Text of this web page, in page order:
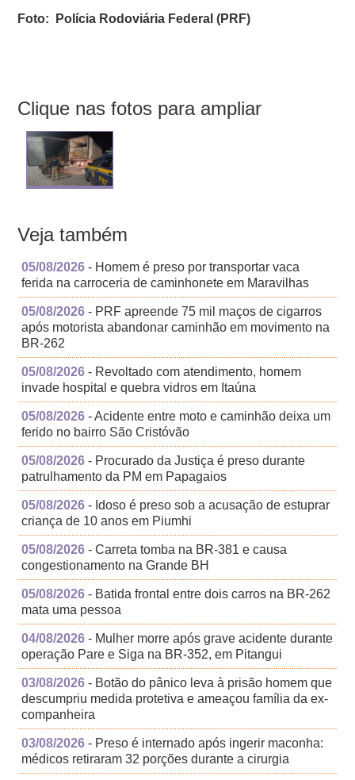
Foto: Polícia Rodoviária Federal (PRF)
Clique nas fotos para ampliar
Veja também
05/08/2026 - Homem é preso por transportar vaca
ferida na carroceria de caminhonete em Maravilhas
05/08/2026 - PRF apreende 75 mil maços de cigarros
após motorista abandonar caminhão em movimento na
BR-262
05/08/2026 - Revoltado com atendimento, homem
invade hospital e quebra vidros em Itaúna
05/08/2026 - Acidente entre moto e caminhão deixa um
ferido no bairro São Cristóvão
05/08/2026 - Procurado da Justiça é preso durante
patrulhamento da PM em Papagaios
05/08/2026 - Idoso é preso sob a acusação de estuprar
criança de 10 anos em Piumhi
05/08/2026 - Carreta tomba na BR-381 e causa
congestionamento na Grande BH
05/08/2026 - Batida frontal entre dois carros na BR-262
mata uma pessoa
04/08/2026 - Mulher morre após grave acidente durante
operação Pare e Siga na BR-352, em Pitangui
03/08/2026 - Botão do pânico leva à prisão homem que
descumpriu medida protetiva e ameaçou família da ex-
companheira
03/08/2026 - Preso é internado após ingerir maconha:
médicos retiraram 32 porções durante a cirurgia